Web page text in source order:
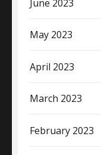
June 2023
May 2023
April 2023
March 2023
February 2023